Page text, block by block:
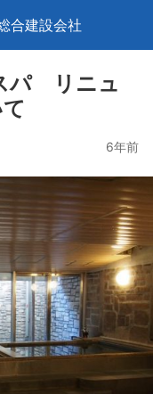
合建設会社
パ リニュ
6年前